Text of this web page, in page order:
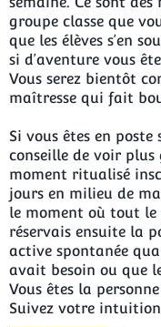
groupe classe que
que les élèves s’en
si d’aventure vous
Vous serez bientôt
maîtresse qui fait
Si vous êtes en poste
conseille de voir
moment ritualisé
jours en milieu de
le moment où tout le
réservais ensuite la
active spontanée
avait besoin ou que
Vous êtes la
Suivez votre